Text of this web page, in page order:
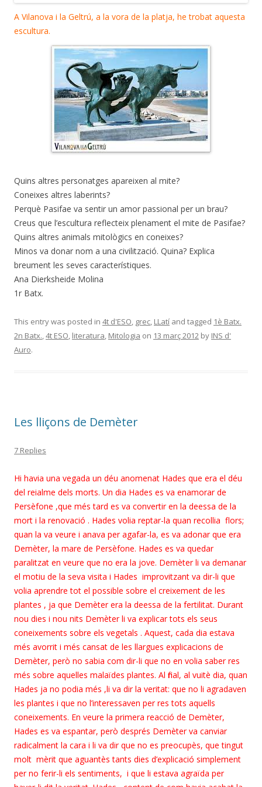
A Vilanova i la Geltrú, a la vora de la platja, he trobat aquesta
escultura.
Quins altres personatges apareixen al mite?
Coneixes altres laberints?
Perquè Pasifae va sentir un amor passional per un brau?
Creus que l’escultura reflecteix plenament el mite de Pasifae?
Quins altres animals mitològics en coneixes?
Minos va donar nom a una civilització. Quina? Explica
breument les seves característiques.
Ana Dierksheide Molina
1r Batx.
This entry was posted in 4t d'ESO, grec, LLatí and tagged 1è Batx.
2n Batx.,4t ESO, literatura, Mitologia on 13 març 2012 by INS d'
Auro.
Les lliçons de Demèter
7 Replies
Hi havia una vegada un déu anomenat Hades que era el déu
del reialme dels morts. Un dia Hades es va enamorar de
Persèfone ,que més tard es va convertir en la deessa de la
mort i la renovació . Hades volia reptar-la quan recollia flors;
quan la va veure i anava per agafar-la, es va adonar que era
Demèter, la mare de Persèfone. Hades es va quedar
paralitzat en veure que no era la jove. Demèter li va demanar
el motiu de la seva visita i Hades improvitzant va dir-li que
volia aprendre tot el possible sobre el creixement de les
plantes , ja que Demèter era la deessa de la fertilitat. Durant
nou dies i nou nits Demèter li va explicar tots els seus
coneixements sobre els vegetals . Aquest, cada dia estava
més avorrit i més cansat de les llargues explicacions de
Demèter, però no sabia com dir-li que no en volia saber res
més sobre aquelles malaïdes plantes. Al final, al vuitè dia, quan
Hades ja no podia més ,li va dir la veritat: que no li agradaven
les plantes i que no l’interessaven per res tots aquells
coneixements. En veure la primera reacció de Demèter,
Hades es va espantar, però després Demèter va canviar
radicalment la cara i li va dir que no es preocupès, que tingut
molt mèrit que aguantès tants dies d’explicació simplement
per no ferir-li els sentiments, i que li estava agraïda per